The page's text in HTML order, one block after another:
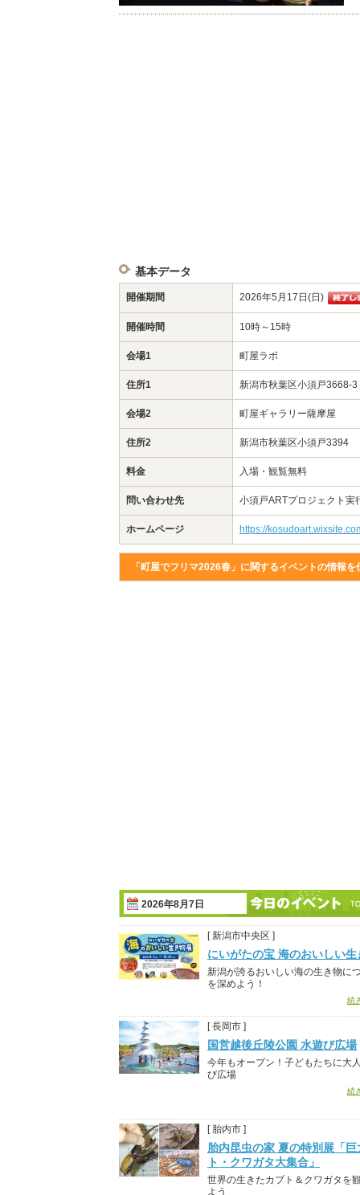
基本データ
開催期間 2026年5月17日(日)
開催時間 10時～15時
会場1 町屋ラボ
住所1 新潟市秋葉区小須戸3668-3
会場2 町屋ギャラリー薩摩屋
住所2 新潟市秋葉区小須戸3394
料金 入場・観覧無料
問い合わせ先 小須戸ARTプロジェクト
ホームページ https://
「町屋でフリマ2026春」に関するイベントの情報を
2026年8月7日
[ 新潟市中央区 ]
にいがたの宝 海のおいしい生
新潟が誇るおいしい海の生き物に
を深めよう！
続
[ 長岡市 ]
国営越後丘陵公園 水遊び広場
今年もオープン！子どもたちに大
び広場
続
[ 胎内市 ]
胎内昆虫の家 夏の特別展「巨
ト・クワガタ大集合」
世界の生きたカブト＆クワガタを
よう